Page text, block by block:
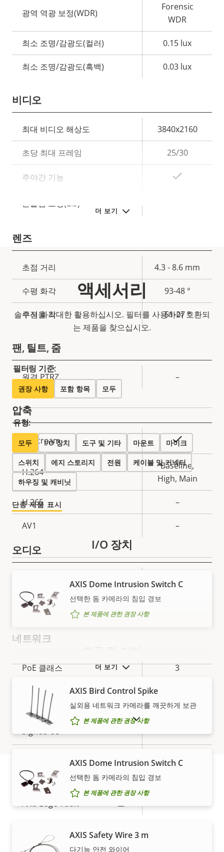
더 보기
광역 역광 보정(WDR)
Forensic
WDR
최소 조명/감광도(컬러) 0.15 lux
최소 조명/감광도(흑백) 0.03 lux
비디오
속
성
설
명
속
성
값
최대 비디오 해상도 3840x2160
초당 최대 프레임 25/30
주야간 기능
흔들림 보정(EIS)
렌즈
속
성
설
명
속
성
값
초점 거리 4.3 - 8.6 mm
수평 화각 93-48 °
수직 화각 51-27 °
팬, 틸트, 줌
속
성
설
명
속
성
값
원격 PTRZ –
압축
속
성
설
명
속
성
값
Zipstream 예
H.264
Baseline,
High, Main
H.265 –
AV1 –
오디오
성
설
성
값
내장 마이크
네트워크
속
속
값
PoE 클래스 3
보안
성
명
속
Signed OS
Secure keystore
Axis Edge Vault –
액세서리
솔루션을 최대한 활용하십시오. 필터를 사용하여 호환되
는 제품을 찾으십시오.
필터링 기준:
권장 사항 포함 항목 모두
유형:
모두 I/O 장치 도구 및 기타 마운트 마이크
스위치 에지 스토리지 전원 케이블 및 커넥터
하우징 및 캐비닛
단종 제품 표시
더 보기
I/O 장치
AXIS Dome Intrusion Switch C
선택한 돔 카메라의 침입 경보
본 제품에 관한 권장 사항
AXIS Bird Control Spike
실외용 네트워크 카메라를 깨끗하게 보관
본 제품에 관한 권장 사항
AXIS Dome Intrusion Switch C
선택한 돔 카메라의 침입 경보
본 제품에 관한 권장 사항
AXIS Safety Wire 3 m
다기능 안전 와이어
단종 제품 표시
보증